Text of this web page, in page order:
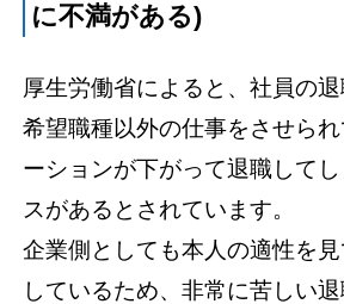
に不満がある)
厚生労働省によると、社員の退
希望職種以外の仕事をさせら
ーションが下がって退職して
スがあるとされています。
企業側としても本人の適性を
しているため、非常に苦しい